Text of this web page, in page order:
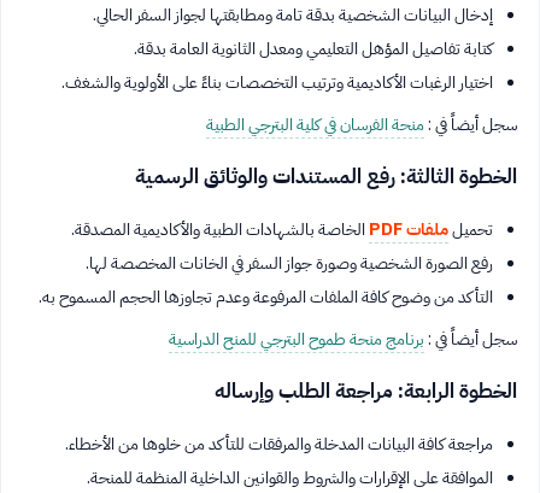
إدخال البيانات الشخصية بدقة تامة ومطابقتها لجواز السفر الحالي.
كتابة تفاصيل المؤهل التعليمي ومعدل الثانوية العامة بدقة.
اختيار الرغبات الأكاديمية وترتيب التخصصات بناءً على الأولوية والشغف.
سجل أيضاً في :منحة الفرسان في كلية البترجي الطبية
الخطوة الثالثة: رفع المستندات والوثائق الرسمية
تحميلملفات PDF
الخاصة بالشهادات الطبية والأكاديمية المصدقة.
رفع الصورة الشخصية وصورة جواز السفر في الخانات المخصصة لها.
التأكد من وضوح كافة الملفات المرفوعة وعدم تجاوزها الحجم المسموح به.
سجل أيضاً في :برنامج منحة طموح البترجي للمنح الدراسية
الخطوة الرابعة: مراجعة الطلب وإرساله
مراجعة كافة البيانات المدخلة والمرفقات للتأكد من خلوها من الأخطاء.
الموافقة على الإقرارات والشروط والقوانين الداخلية المنظمة للمنحة.